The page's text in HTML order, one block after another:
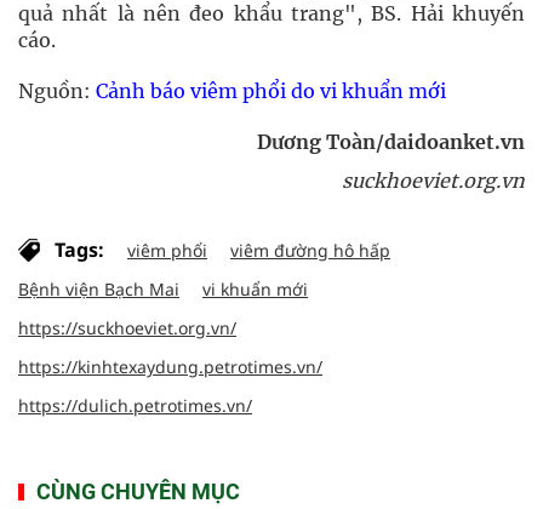
quả nhất là nên đeo khẩu trang", BS. Hải khuyến
cáo.
Nguồn: Cảnh báo viêm phổi do vi khuẩn mới
Dương Toàn/daidoanket.vn
suckhoeviet.org.vn
Tags: viêm phổi
viêm đường hô hấp
Bệnh viện Bạch Mai
vi khuẩn mới
https://suckhoeviet.org.vn/
https://kinhtexaydung.petrotimes.vn/
https://dulich.petrotimes.vn/
CÙNG CHUYÊN MỤC